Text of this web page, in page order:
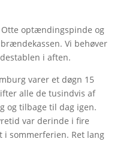
optændingspinde og
Vi behøver
i aften.
varer et døgn 15
alle de tusindvis af
og tilbage til dag igen.
var derinde i fire
i sommerferien. Ret lang